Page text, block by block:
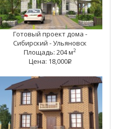
Готовый проект дома -
Сибирский - Ульяновск
Площадь: 204 м2
Цена: 18,000q